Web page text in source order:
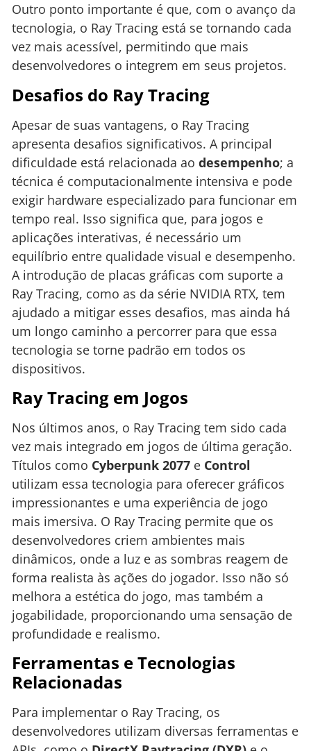
Outro ponto importante é que, com o avanço da
tecnologia, o Ray Tracing está se tornando cada
vez mais acessível, permitindo que mais
desenvolvedores o integrem em seus projetos.
Desafios do Ray Tracing
Apesar de suas vantagens, o Ray Tracing
apresenta desafios significativos. A principal
dificuldade está relacionada ao desempenho; a
técnica é computacionalmente intensiva e pode
exigir hardware especializado para funcionar em
tempo real. Isso significa que, para jogos e
aplicações interativas, é necessário um
equilíbrio entre qualidade visual e desempenho.
A introdução de placas gráficas com suporte a
Ray Tracing, como as da série NVIDIA RTX, tem
ajudado a mitigar esses desafios, mas ainda há
um longo caminho a percorrer para que essa
tecnologia se torne padrão em todos os
dispositivos.
Ray Tracing em Jogos
Nos últimos anos, o Ray Tracing tem sido cada
vez mais integrado em jogos de última geração.
Títulos como Cyberpunk 2077 e Control
utilizam essa tecnologia para oferecer gráficos
impressionantes e uma experiência de jogo
mais imersiva. O Ray Tracing permite que os
desenvolvedores criem ambientes mais
dinâmicos, onde a luz e as sombras reagem de
forma realista às ações do jogador. Isso não só
melhora a estética do jogo, mas também a
jogabilidade, proporcionando uma sensação de
profundidade e realismo.
Ferramentas e Tecnologias
Relacionadas
Para implementar o Ray Tracing, os
desenvolvedores utilizam diversas ferramentas e